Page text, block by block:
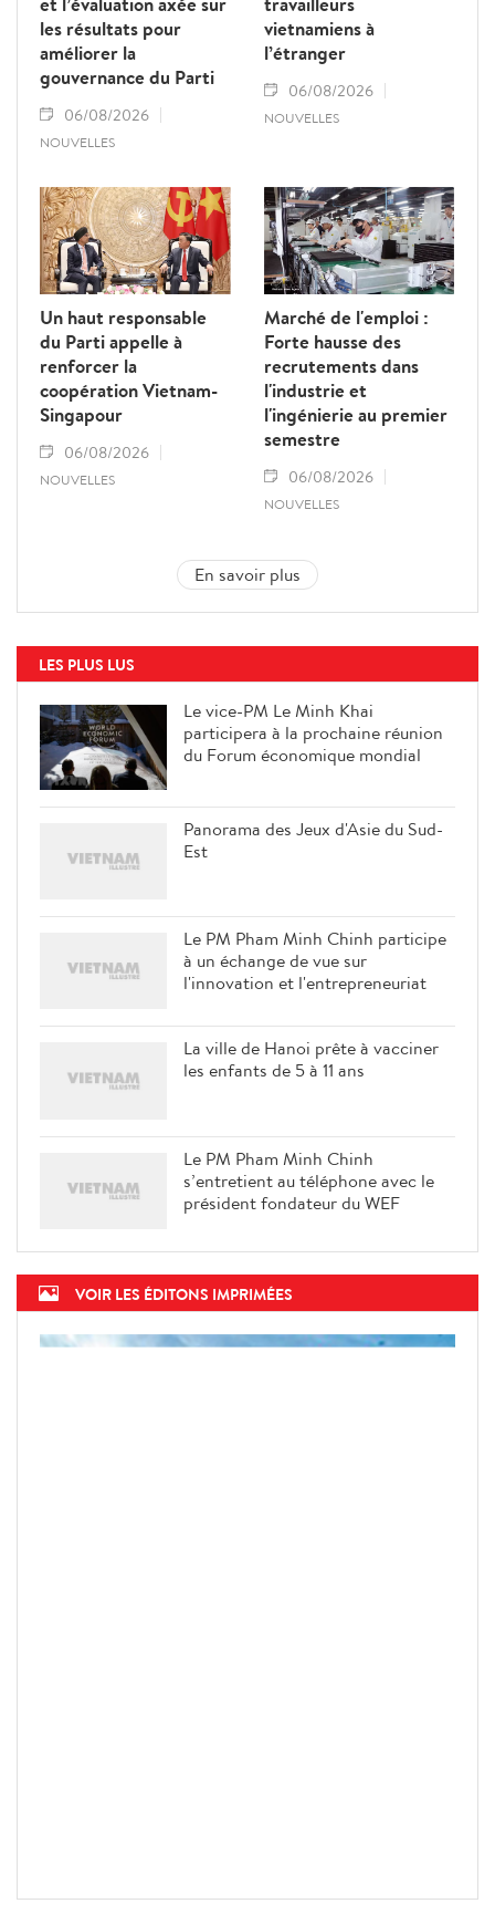
les résultats pour
améliorer la
gouvernance du Parti
06/08/2026
NOUVELLES
vietnamiens à
l’étranger
06/08/2026
NOUVELLES
Un haut responsable
du Parti appelle à
renforcer la
coopération Vietnam-
Singapour
06/08/2026
NOUVELLES
Marché de l'emploi :
Forte hausse des
recrutements dans
l'industrie et
l'ingénierie au premier
semestre
06/08/2026
NOUVELLES
En savoir plus
LES PLUS LUS
Le vice-PM Le Minh Khai
participera à la prochaine réunion
du Forum économique mondial
Panorama des Jeux d'Asie du Sud-
Est
Le PM Pham Minh Chinh participe
à un échange de vue sur
l'innovation et l'entrepreneuriat
La ville de Hanoi prête à vacciner
les enfants de 5 à 11 ans
Le PM Pham Minh Chinh
s’entretient au téléphone avec le
président fondateur du WEF
VOIR LES ÉDITONS IMPRIMÉES